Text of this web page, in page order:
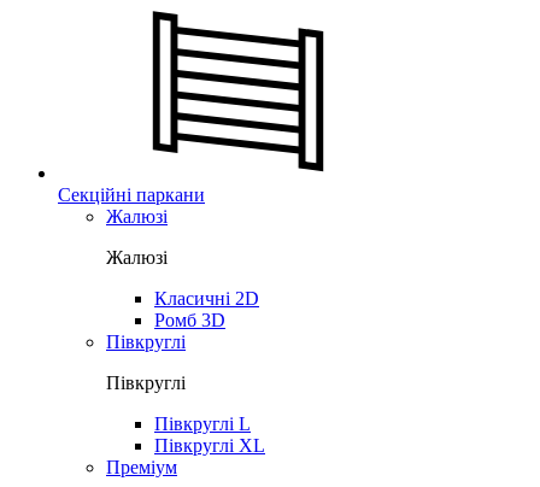
Секційні паркани
Жалюзі
Жалюзі
Класичні 2D
Ромб 3D
Півкруглі
Півкруглі
Півкруглі L
Півкруглі XL
Преміум